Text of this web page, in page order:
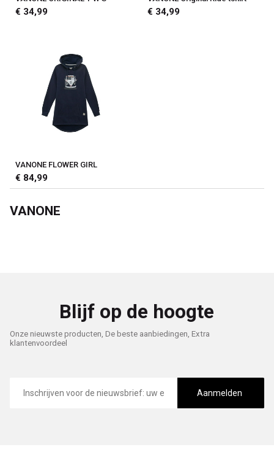
€ 34,99 € 34,99
VANONE FLOWER GIRL
€ 84,99
VANONE
Blijf op de hoogte
Onze nieuwste producten, De beste aanbiedingen, Extra
klantenvoordeel
mailadres
Aanmelden